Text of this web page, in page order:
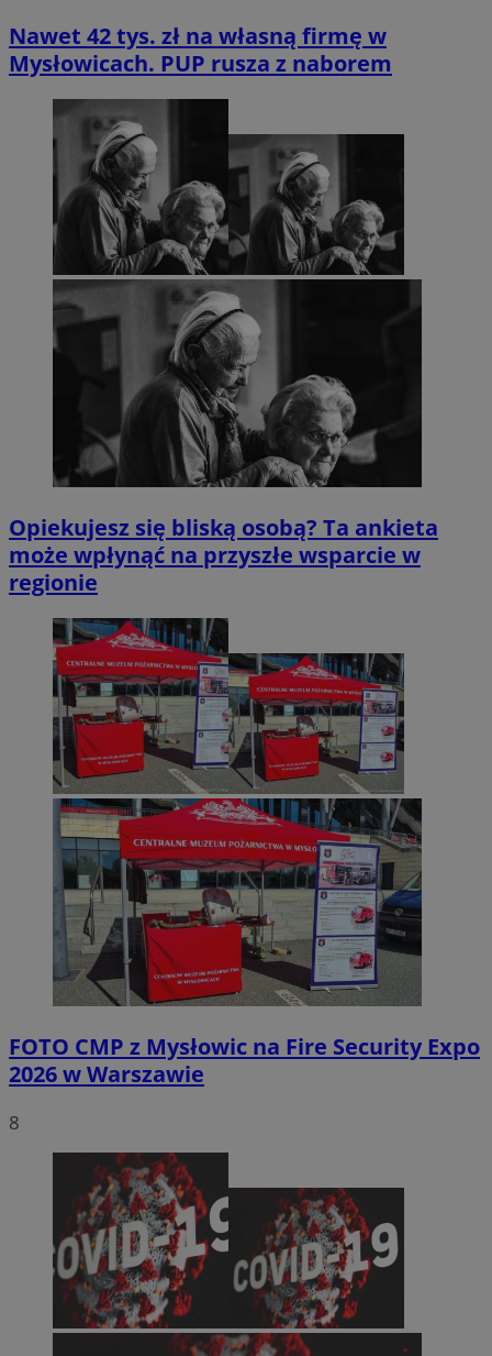
Nawet 42 tys. zł na własną firmę w
Mysłowicach. PUP rusza z naborem
Opiekujesz się bliską osobą? Ta ankieta
może wpłynąć na przyszłe wsparcie w
regionie
FOTO CMP z Mysłowic na Fire Security Expo
2026 w Warszawie
8